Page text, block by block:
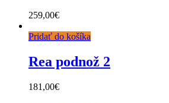
259,00€
Pridať do košíka
Rea podnož 2
181,00€